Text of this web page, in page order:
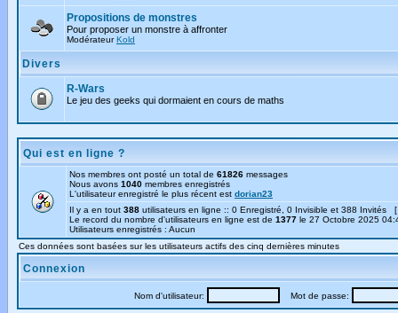
Propositions de monstres
Pour proposer un monstre à affronter
ModérateurKold
Divers
R-Wars
Le jeu des geeks qui dormaient en cours de maths
Qui est en ligne ?
Nos membres ont posté un total de 61826 messages
Nous avons 1040 membres enregistrés
L'utilisateur enregistré le plus récent est dorian23
Il y a en tout 388 utilisateurs en ligne :: 0 Enregistré, 0 Invisible et 388 Invités [
Le record du nombre d'utilisateurs en ligne est de 1377 le 27 Octobre 2025
Utilisateurs enregistrés : Aucun
Ces données sont basées sur les utilisateurs actifs des cinq dernières minutes
Connexion
Nom d'utilisateur: Mot de passe: